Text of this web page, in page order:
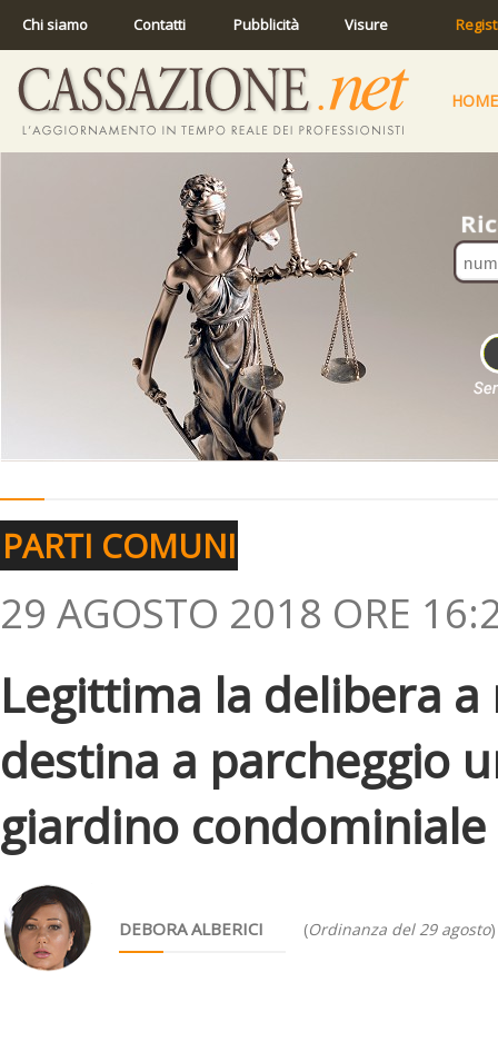
Chi siamo Contatti Pubblicità Visure
HOME
PARTI COMUNI
29 AGOSTO 2018 ORE
Legittima la delibera
destina a parcheggio
giardino condominiale
DEBORA ALBERICI (Ordinanza del 29 agosto)